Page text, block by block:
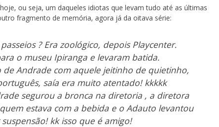
ou seja, um daqueles idiotas que levam tudo até as últimas
fragmento de memória, agora já da oitava série:
? Era zoológico, depois Playcenter.
o museu Ipiranga e levaram batida.
Andrade com aquele jeitinho de quietinho,
saía era muito atentado! kkkkk
segurou a bronca na diretoria , a diretora
estava com a bebida e o Adauto levantou
kk isso que é amigo!